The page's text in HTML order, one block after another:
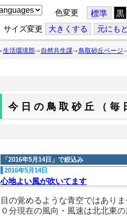
色変更 標準 黒
サイズ変更 大きくする 元にも
生活環境部 自然共生課 鳥取砂丘ページ
今日の鳥取砂丘（毎
「 2016年5月14日 」で絞込み
2016年5月14日
心地よい風が吹いてます
目の覚めるような青空ではあり
０分現在の風向・風速は北北東